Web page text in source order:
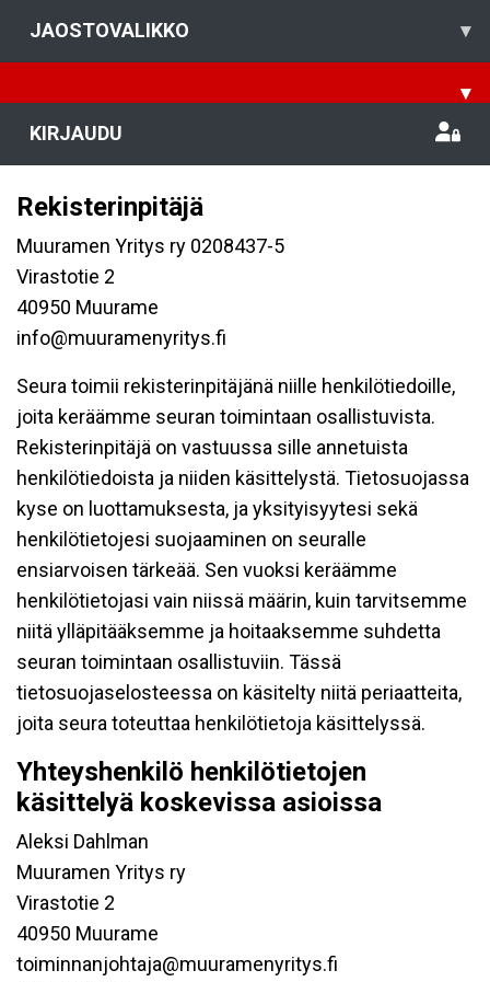
JAOSTOVALIKKO ▾
▾
KIRJAUDU
Rekisterinpitäjä
Muuramen Yritys ry 0208437-5
Virastotie 2
40950 Muurame
info@muuramenyritys.fi
Seura toimii rekisterinpitäjänä niille henkilötiedoille,
joita keräämme seuran toimintaan osallistuvista.
Rekisterinpitäjä on vastuussa sille annetuista
henkilötiedoista ja niiden käsittelystä. Tietosuojassa
kyse on luottamuksesta, ja yksityisyytesi sekä
henkilötietojesi suojaaminen on seuralle
ensiarvoisen tärkeää. Sen vuoksi keräämme
henkilötietojasi vain niissä määrin, kuin tarvitsemme
niitä ylläpitääksemme ja hoitaaksemme suhdetta
seuran toimintaan osallistuviin. Tässä
tietosuojaselosteessa on käsitelty niitä periaatteita,
joita seura toteuttaa henkilötietoja käsittelyssä.
Yhteyshenkilö henkilötietojen
käsittelyä koskevissa asioissa
Aleksi Dahlman
Muuramen Yritys ry
Virastotie 2
40950 Muurame
toiminnanjohtaja@muuramenyritys.fi